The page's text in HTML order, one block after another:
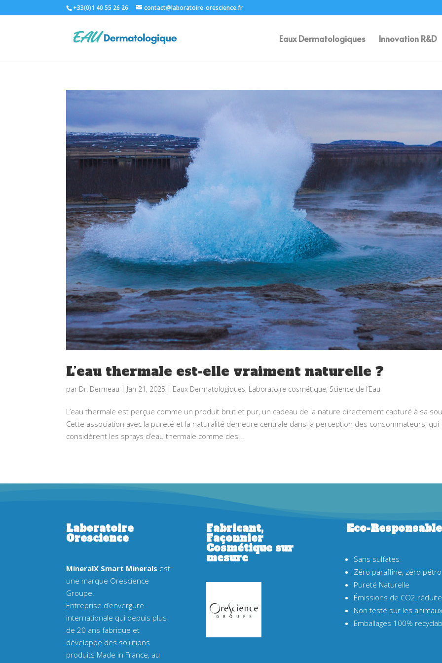
+33(0)1 40 55 26 26 contact@laboratoire-orescience.fr
Eaux Dermatologiques Innovation R&D
L’eau thermale est-elle vraiment naturelle ?
par Dr. Dermeau | Jan 21, 2025 | Eaux Dermatologiques, Laboratoire cosmétique, Science de l’Eau
L’eau thermale est perçue comme un produit brut et pur, un cadeau de la nature directement capturé à sa
Cette association avec la pureté et la naturalité demeure centrale dans la perception des consommateurs, qui
considèrent les sprays d’eau thermale comme des...
Laboratoire
Orescience
MineralX Smart Minerals est
une marque Orescience
Groupe.
Entreprise d’envergure
internationale qui depuis plus
de 20 ans fabrique et
développe des solutions
produits Made in France, au
Fabricant,
Façonnier
Cosmétique sur
mesure
Eco-Responsable
Sans sulfates
Zéro paraffine, zéro
Pureté Naturelle
Émissions de CO2
Non testé sur les animaux
Emballages 100%